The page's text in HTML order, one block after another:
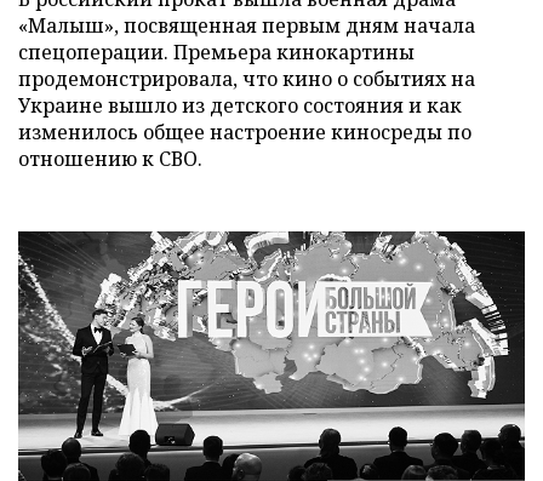
«Малыш», посвященная первым дням начала
спецоперации. Премьера кинокартины
продемонстрировала, что кино о событиях на
Украине вышло из детского состояния и как
изменилось общее настроение киносреды по
отношению к СВО.